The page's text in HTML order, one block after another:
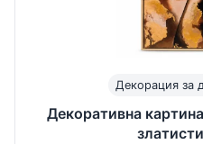
Декорация за
Декоративна